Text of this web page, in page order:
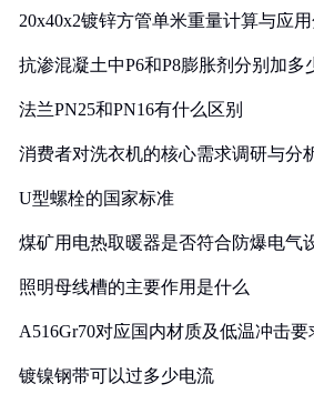
20x40x2镀锌方管单米重量计算与应
抗渗混凝土中P6和P8膨胀剂分别加多
法兰PN25和PN16有什么区别
消费者对洗衣机的核心需求调研与分
U型螺栓的国家标准
煤矿用电热取暖器是否符合防爆电气
照明母线槽的主要作用是什么
A516Gr70对应国内材质及低温冲击要
镀镍钢带可以过多少电流